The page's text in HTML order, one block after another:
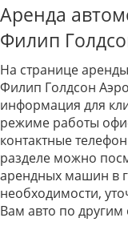
Аренда
Филип
На странице
Филип Голдсон
информация для
режиме работы
контактные
разделе можно
арендных машин в
необходимости,
Вам авто по